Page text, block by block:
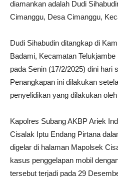
diamankan adalah Dudi
Cimanggu, Desa Cimanggu,
Dudi Sihabudin ditangkap di
Badami, Kecamatan
pada Senin (17/2/2025) dini hari
Penangkapan ini dilakukan
penyelidikan yang dilakukan
Kapolres Subang AKBP Ariek
Cisalak Iptu Endang Pirtana
digelar di halaman Mapolsek
kasus penggelapan mobil
tersebut terjadi pada 29